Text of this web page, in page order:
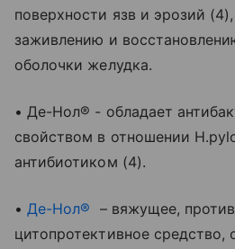
поверхности язв и эрозий
заживлению и
оболочки желудка.
• Де-Нол® - обладает
свойством в отношении
антибиотиком (4).
•Де-Нол® – вяжущее,
цитопротективное